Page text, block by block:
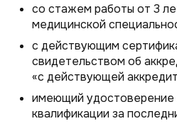
со стажем работы от 3
медицинской
с действующим
свидетельством об
«с действующей
имеющий
квалификации за